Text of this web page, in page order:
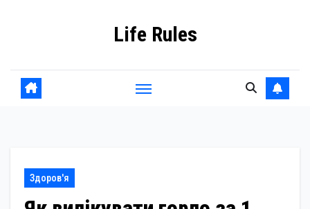
Life Rules
Здоров'я